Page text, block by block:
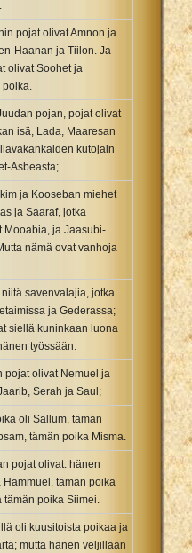
pojat olivat Amnon ja
Haanan ja Tiilon. Ja
olivat Soohet ja
pojan, pojat olivat
isä, Lada, Maaresan
kutojain
Asbeasta;
ja Kooseban miehet
ja Saaraf, jotka
Mooabia, ja Jaasubi-
nämä ovat vanhoja
savenvalajia, jotka
ja Gederassa;
siellä kuninkaan luona
työssään.
pojat olivat Nemuel ja
Serah ja Saul;
oli Sallum, tämän
tämän poika Misma.
pojat olivat: hänen
Hammuel, tämän poika
tämän poika Siimei.
oli kuusitoista poikaa ja
mutta hänen veljillään